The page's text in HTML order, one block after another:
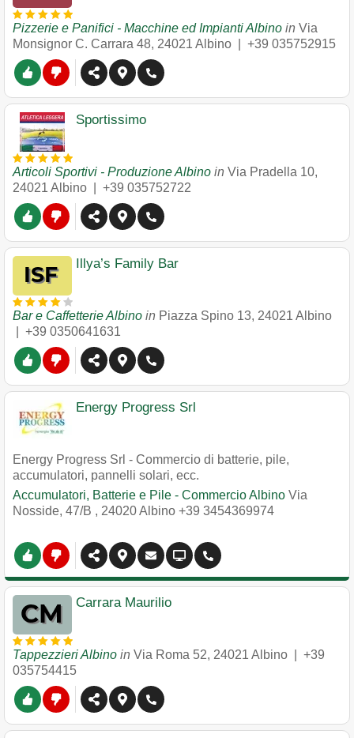
Pizzerie e Panifici - Macchine ed Impianti Albino in Via
Monsignor C. Carrara 48, 24021 Albino +39 035752915
Sportissimo
Articoli Sportivi - Produzione Albino in Via Pradella 10,
24021 Albino +39 035752722
Illya’s Family Bar
Bar e Caffetterie Albino in Piazza Spino 13, 24021 Albino
+39 0350641631
Energy Progress Srl
Energy Progress Srl - Commercio di batterie, pile,
accumulatori, pannelli solari, ecc.
Accumulatori, Batterie e Pile - Commercio Albino Via
Nosside, 47/B , 24020Albino +39 3454369974
Carrara Maurilio
Tappezzieri Albino in Via Roma 52, 24021 Albino
+39
035754415